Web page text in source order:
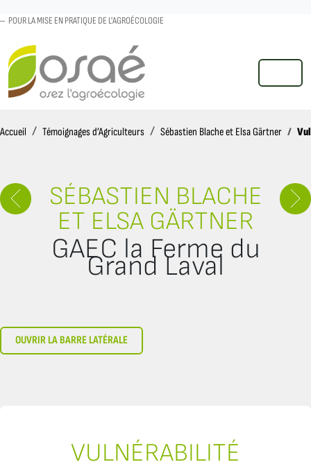
POUR LA MISE EN PRATIQUE DE L'AGROÉCOLOGIE
MENU
Accueil AccueilTémoignages d’Agriculteurs Sébastien Blache et Elsa Gärtner
SÉBASTIEN BLACHE
ET ELSA GÄRTNER
GAEC la Ferme du
Grand Laval
OUVRIR LA BARRE LATÉRALE
VULNÉRABILITÉ